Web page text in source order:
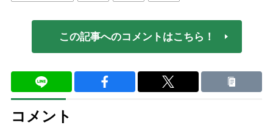
この記事へのコメントはこちら！
コメント